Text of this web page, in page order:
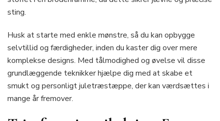
sting.
Husk at starte med enkle mønstre, så du kan opbygge
selvtillid og færdigheder, inden du kaster dig over mere
komplekse designs. Med tålmodighed og øvelse vil disse
grundlæggende teknikker hjælpe dig med at skabe et
smukt og personligt juletræstæppe, der kan værdsættes i
mange år fremover.